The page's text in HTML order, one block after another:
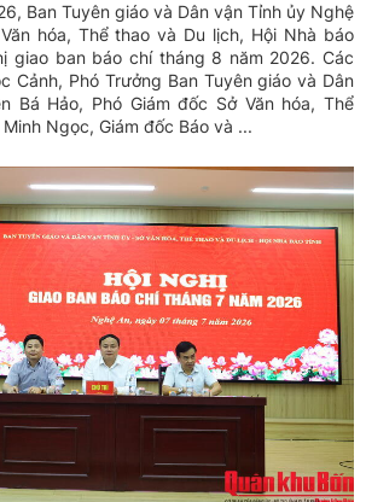
Ban Tuyên giáo và Dân vận Tỉnh ủy Nghệ
hóa, Thể thao và Du lịch, Hội Nhà báo
giao ban báo chí tháng 8 năm 2026. Các
Cảnh, Phó Trưởng Ban Tuyên giáo và Dân
Bá Hảo, Phó Giám đốc Sở Văn hóa, Thể
Ngọc, Giám đốc Báo và ...